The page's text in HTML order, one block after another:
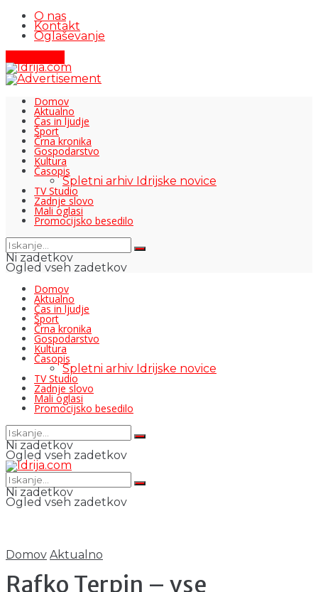
O nas
Kontakt
Oglaševanje
Domov
Aktualno
Čas in ljudje
Šport
Črna kronika
Gospodarstvo
Kultura
Časopis
Spletni arhiv Idrijske novice
TV Studio
Zadnje slovo
Mali oglasi
Promocijsko besedilo
Ni zadetkov
Ogled vseh zadetkov
Domov
Aktualno
Čas in ljudje
Šport
Črna kronika
Gospodarstvo
Kultura
Časopis
Spletni arhiv Idrijske novice
TV Studio
Zadnje slovo
Mali oglasi
Promocijsko besedilo
Ni zadetkov
Ogled vseh zadetkov
Ni zadetkov
Ogled vseh zadetkov
Domov Aktualno
Rafko Terpin – vse